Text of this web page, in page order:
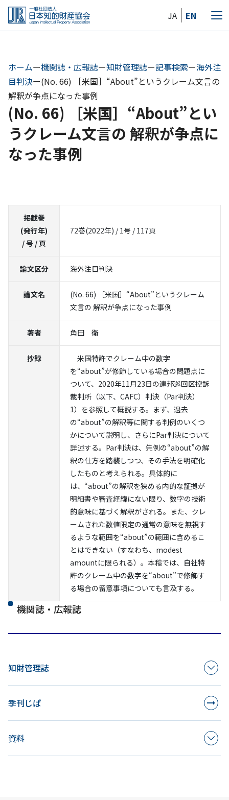
Skip
the
JA EN
メ
ー
ホームー機関誌・広報誌ー知財管理誌ー記事検索ー海外注
目判決ー(No. 66) ［米国］“About”というクレーム文言の
解釈が争点になった事例
(No. 66) ［米国］“About”とい
うクレーム文言の 解釈が争点に
なった事例
掲載巻
(発行年)
/ 号 / 頁
72巻(2022年) / 1号 / 117頁
論文区分 海外注目判決
論文名
(No. 66) ［米国］“About”というクレーム
文言の 解釈が争点になった事例
著者 角田 衛
抄録
米国特許でクレーム中の数字
を“about”が修飾している場合の問題点に
ついて、2020年11月23日の連邦巡回区控訴
裁判所（以下、CAFC）判決（Par判決）
1）を参照して概説する。まず、過去
の“about”の解釈等に関する判例のいくつ
かについて説明し、さらにPar判決について
詳述する。Par判決は、先例の“about”の解
釈の仕方を踏襲しつつ、その手法を明確化
したものと考えられる。具体的に
は、“about”の解釈を狭める内的な証拠が
明細書や審査経緯にない限り、数字の技術
的意味に基づく解釈がされる。また、クレ
ームされた数値限定の通常の意味を無視す
るような範囲を“about”の範囲に含めるこ
とはできない（すなわち、modest
amountに限られる）。本稿では、自社特
許のクレーム中の数字を“about”で修飾す
る場合の留意事項についても言及する。
機関誌・広報誌
知財管理誌
季刊じぱ
資料